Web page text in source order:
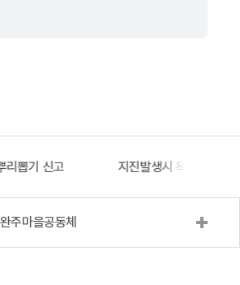
리뽑기 신고 지진발생시 옥외대피소
완주마을공동체